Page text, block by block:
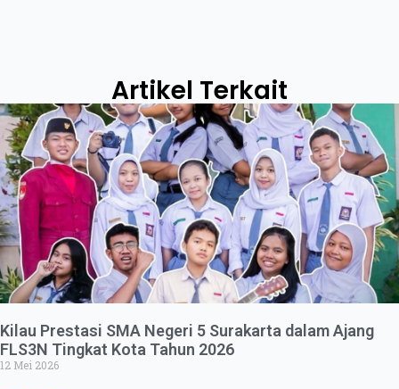
Artikel Terkait
Kilau Prestasi SMA Negeri 5 Surakarta dalam Ajang
FLS3N Tingkat Kota Tahun 2026
12 Mei 2026